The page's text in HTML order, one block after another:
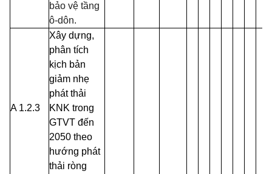
bảo vệ tầng
ô-dôn.
A 1.2.3
Xây dựng,
phân tích
kịch bản
giảm nhẹ
phát thải
KNK trong
GTVT đến
2050 theo
hướng phát
thải ròng